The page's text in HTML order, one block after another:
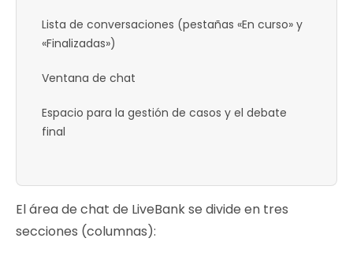
El área de chat de LiveBank se divide en tres
secciones (columnas):
Lista de conversaciones (pestañas «En curso» y
«Finalizadas»)
Ventana de chat
Espacio para la gestión de casos y el debate
final